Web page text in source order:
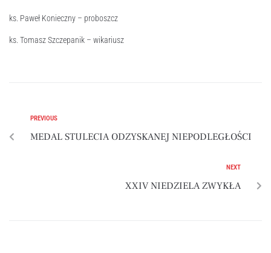
ks. Paweł Konieczny – proboszcz
ks. Tomasz Szczepanik – wikariusz
PREVIOUS
MEDAL STULECIA ODZYSKANEJ NIEPODLEGŁOŚCI
NEXT
XXIV NIEDZIELA ZWYKŁA